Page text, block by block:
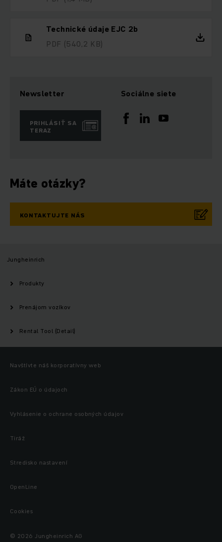
Technické údaje EJC 2b
PDF (540,2 KB)
Newsletter
PRIHLÁSIŤ SA
TERAZ
Sociálne siete
Máte otázky?
KONTAKTUJTE NÁS
Jungheinrich
Produkty
Prenájom vozíkov
Rental Tool (Detail)
Navštívte náš korporatívny web
Zákon EÚ o údajoch
Vyhlásenie o ochrane osobných údajov
Tiráž
Stredisko nastavení
OpenLine
Cookies
© 2026 Jungheinrich AG